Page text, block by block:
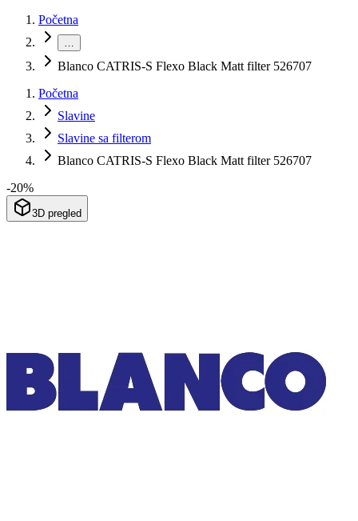
Početna
…
Blanco CATRIS-S Flexo Black Matt filter 526707
Početna
Slavine
Slavine sa filterom
Blanco CATRIS-S Flexo Black Matt filter 526707
-20%
3D pregled